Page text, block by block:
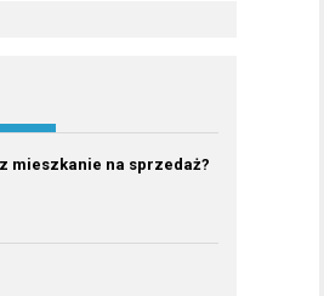
mieszkanie na sprzedaż?